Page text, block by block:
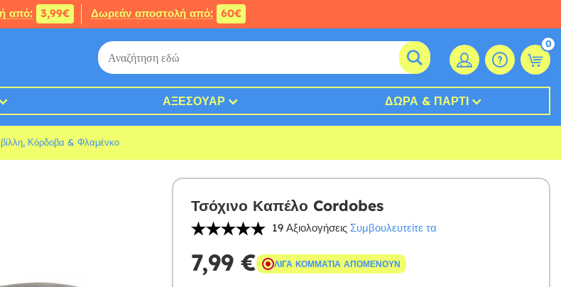
από: 3,99€ Δωρεάν αποστολή από: 60€
0
ΑΞΕΣΟΥΆΡ ΔΏΡΑ & ΠΆΡΤΙ
Κόρδοβα & Φλαμένκο
Τσόχινο Καπέλο Cordobes
19 Αξιολογήσεις Συμβουλευτείτε τα
7,99 € ΛΊΓΑ ΚΟΜΜΆΤΙΑ ΑΠΟΜΈΝΟΥΝ